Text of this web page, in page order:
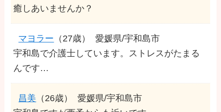
癒しあいませんか？
マヨラー （27歳）
愛媛県/宇和島市
宇和島で介護士しています。ストレスがたまる
んです…
昌美 （26歳）
愛媛県/宇和島市